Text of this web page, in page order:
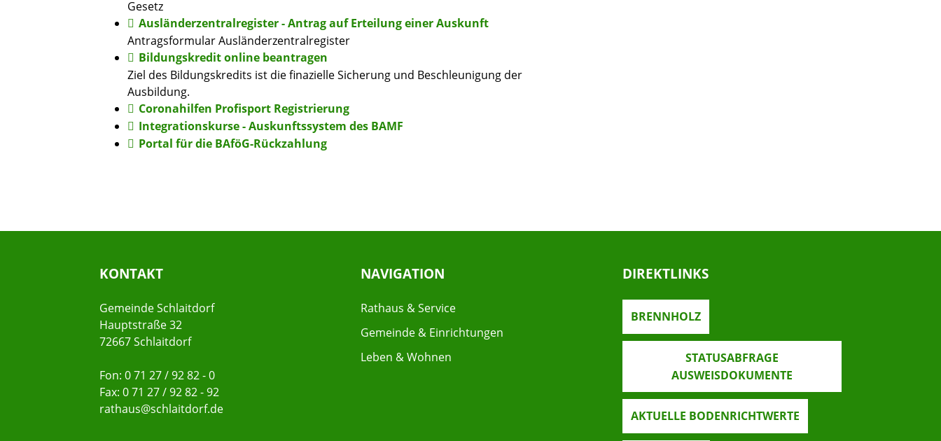
Gesetz
Ausländerzentralregister - Antrag auf Erteilung einer Auskunft
Antragsformular Ausländerzentralregister
Bildungskredit online beantragen
Ziel des Bildungskredits ist die finazielle Sicherung und Beschleunigung der
Ausbildung.
Coronahilfen Profisport Registrierung
Integrationskurse - Auskunftssystem des BAMF
Portal für die BAföG-Rückzahlung
KONTAKT
Gemeinde Schlaitdorf
Hauptstraße 32
72667 Schlaitdorf
Fon: 0 71 27 / 92 82 - 0
Fax: 0 71 27 / 92 82 - 92
rathaus@schlaitdorf.de
NAVIGATION
Rathaus & Service
Gemeinde & Einrichtungen
Leben & Wohnen
DIREKTLINKS
BRENNHOLZ
STATUSABFRAGE
AUSWEISDOKUMENTE
AKTUELLE BODENRICHTWERTE